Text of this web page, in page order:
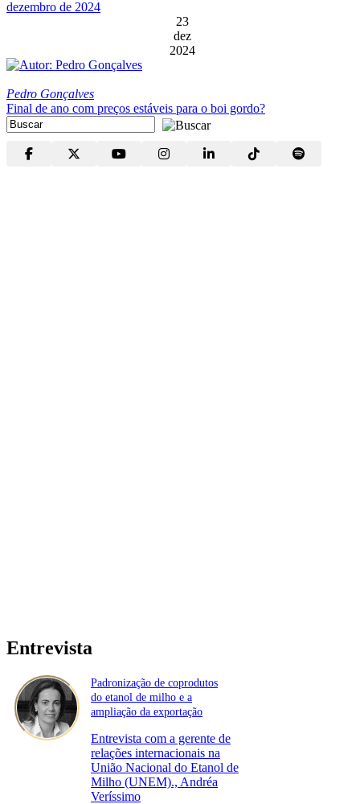
dezembro de 2024
23
dez
2024
Pedro Gonçalves
Final de ano com preços estáveis para o boi gordo?
Entrevista
Padronização de coprodutos
do etanol de milho e a
ampliação da exportação
Entrevista com a gerente de
relações internacionais na
União Nacional do Etanol de
Milho (UNEM)., Andréa
Veríssimo